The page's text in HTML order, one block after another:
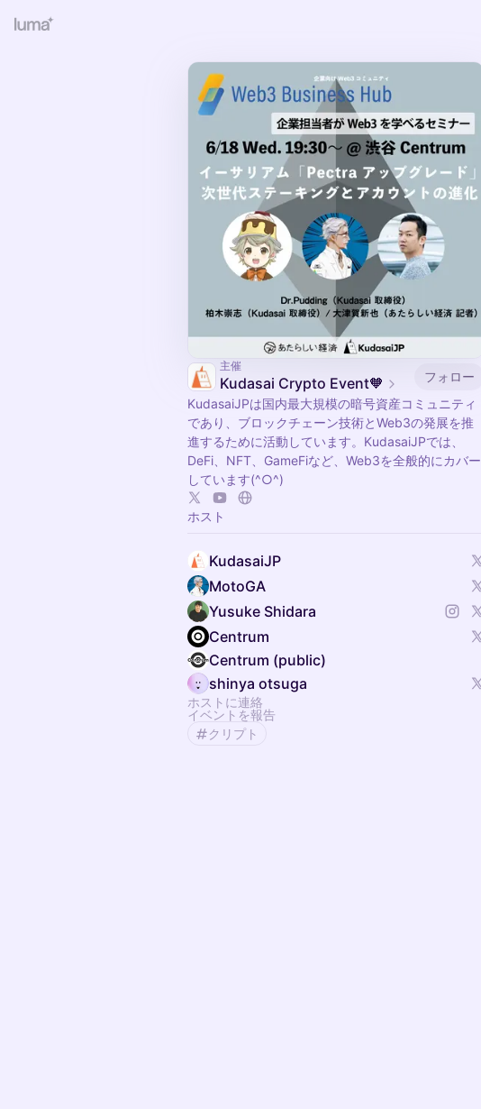
主催
Kudasai Crypto Event🧡
フォロー
​​KudasaiJPは国内最大規模の暗号資産コミュニティ
であり、ブロックチェーン技術とWeb3の発展を推
進するために活動しています。KudasaiJPでは、
DeFi、NFT、GameFiなど、Web3を全般的にカバー
しています​(^○^)
ホスト
KudasaiJP
MotoGA
Yusuke Shidara
Centrum
Centrum (public)
shinya otsuga
ホストに連絡
イベントを報告
クリプト